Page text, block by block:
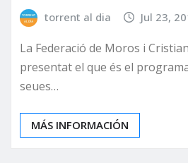
torrent al dia Jul 23,
La Federació de Moros i
presentat el que és el
seues…
MÁS INFORMACIÓN